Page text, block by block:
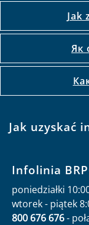
Jak
Як
Jak uzyskać
Infolinia
poniedziałki
wtorek - piątek
800 676 676-